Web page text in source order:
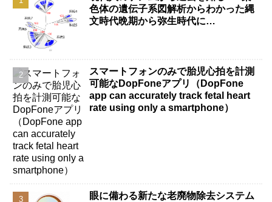
色体の遺伝子系図解析からわかった縄
文時代晩期から弥生時代に…
スマートフォンのみで胎児心拍を計測
可能なDopFoneアプリ（DopFone
app can accurately track fetal heart
rate using only a smartphone）
眼に備わる新たな老廃物除去システム